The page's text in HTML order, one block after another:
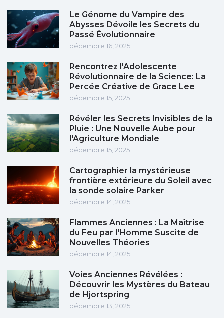
Le Génome du Vampire des
Abysses Dévoile les Secrets du
Passé Évolutionnaire
décembre 16, 2025
Rencontrez l'Adolescente
Révolutionnaire de la Science: La
Percée Créative de Grace Lee
décembre 15, 2025
Révéler les Secrets Invisibles de la
Pluie : Une Nouvelle Aube pour
l'Agriculture Mondiale
décembre 15, 2025
Cartographier la mystérieuse
frontière extérieure du Soleil avec
la sonde solaire Parker
décembre 14, 2025
Flammes Anciennes : La Maîtrise
du Feu par l'Homme Suscite de
Nouvelles Théories
décembre 14, 2025
Voies Anciennes Révélées :
Découvrir les Mystères du Bateau
de Hjortspring
décembre 13, 2025